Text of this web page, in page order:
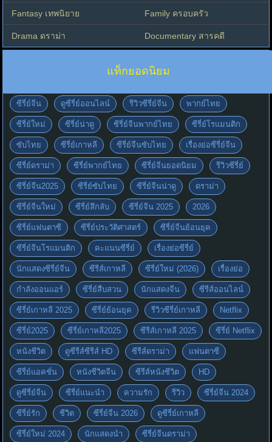
Fantasy เทพนิยาย Family ครอบครัว
Drama ดราม่า Documentary สารคดี
แท็กยอดนิยม
ซีรี่ย์จีน ดูซีรี่ย์ออนไลน์ รีวิวซีรี่ย์จีน พากย์ไทย
ซีรี่ย์ใหม่ ซีรี่ย์น่าดู ซีรี่ย์จีนพากย์ไทย ซีรี่ย์โรแมนติก
ซับไทย ซีรี่ย์เกาหลี ซีรี่ย์จีนซับไทย เรื่องย่อซีรี่ย์จีน
ซีรี่ย์ดราม่า ซีรี่ย์พากย์ไทย ซีรี่ย์จีนยอดนิยม รีวิวซีรี่ย์
ซีรี่ย์จีน2025 ซีรี่ย์ซับไทย ซีรี่ย์จีนน่าดู ดราม่า
ซีรี่ย์จีนใหม่ ซีรี่ย์ลึกลับ ซีรี่ย์จีน 2025 2026
ซีรี่ย์แฟนตาซี ซีรี่ย์ประวัติศาสตร์ ซีรี่ย์จีนย้อนยุค
ซีรี่ย์จีนโรแมนติก คะแนนซีรี่ย์ เรื่องย่อซีรี่ย์
นักแสดงซีรี่ย์จีน ซีรีส์เกาหลี ซีรี่ย์ใหม่ (2026) เรื่องย่อ
กำลังออนแอร์ ซีรี่ย์สืบสวน นักแสดงจีน ซีรีส์ออนไลน์
ซีรี่ย์เกาหลี 2025 ซีรี่ย์ย้อนยุค รีวิวซีรี่ย์เกาหลี Netflix
ซีรี่ย์2025 ซีรี่ย์เกาหลี2025 ซีรีส์เกาหลี 2025 ซีรี่ย์ Netflix
หนังชีวิต ดูซีรีส์ซีรีส์ HD ซีรีส์ดราม่า แฟนตาซี
ซีรี่ย์แอคชั่น หนังชีวิตจีน ซีรีส์หนังชีวิต HD
ดูซีรี่ย์จีน ซีรี่ย์แนะนำ ความรัก รีวิว ซีรี่ย์จีน 2024
ซีรี่ย์รัก ชีวิต ซีรี่ย์จีน 2026 ดูซีรี่ย์เกาหลี
ซีรี่ย์ใหม่ 2024 นักแสดงนำ ซีรี่ย์จีนดราม่า